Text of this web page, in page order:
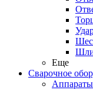
Еще
Сварочное